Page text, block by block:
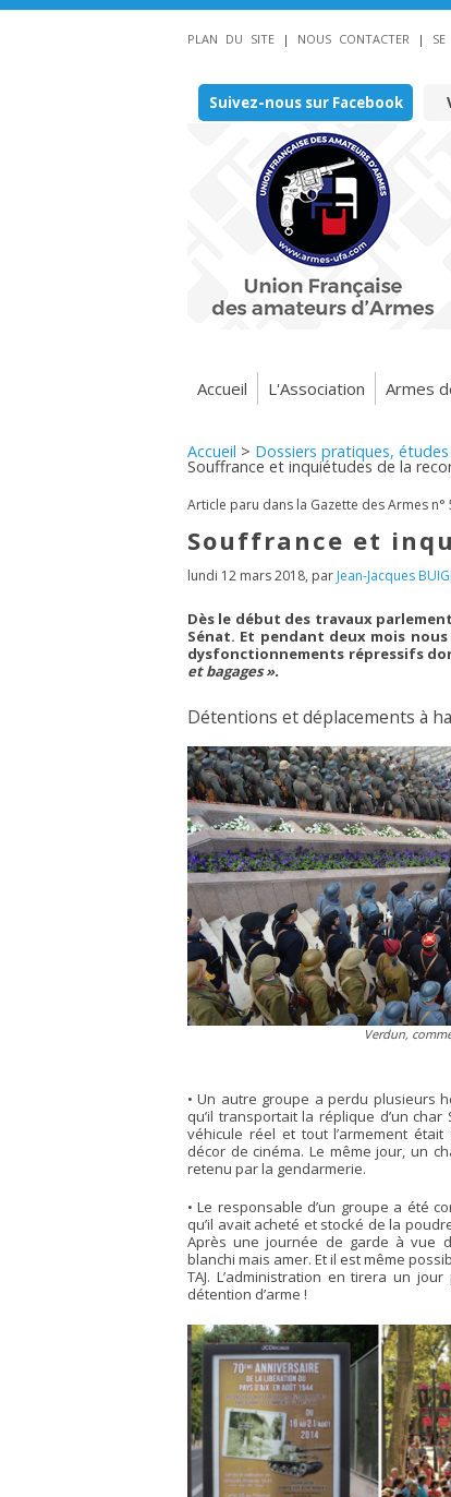
PLAN DU SITE | NOUS CONTACTER |
Suivez-nous sur Facebook
Accueil L'Association Armes
Accueil > Dossiers pratiques,
Souffrance et inquiétudes de la
Article paru dans la Gazette des Armes n°
Souffrance et
lundi 12 mars 2018, par Jean-Jacques
Dès le début des travaux
Sénat. Et pendant deux mois
dysfonctionnements répressifs
et bagages ».
Détentions et déplacements à
Verdun,
• Un autre groupe a perdu plusieurs
qu’il transportait la réplique d’un char
véhicule réel et tout l’armement
décor de cinéma. Le même jour, un
retenu par la gendarmerie.
• Le responsable d’un groupe a été
qu’il avait acheté et stocké de la
Après une journée de garde à vue
blanchi mais amer. Et il est même
TAJ. L’administration en tirera un
détention d’arme !